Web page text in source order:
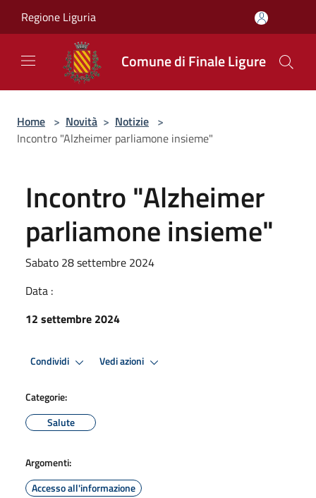
Regione Liguria
Comune di Finale Ligure
Home > Novità > Notizie >
Incontro "Alzheimer parliamone insieme"
Incontro "Alzheimer
parliamone insieme"
Sabato 28 settembre 2024
Data :
12 settembre 2024
Condividi Vedi azioni
Categorie:
Salute
Argomenti:
Accesso all'informazione